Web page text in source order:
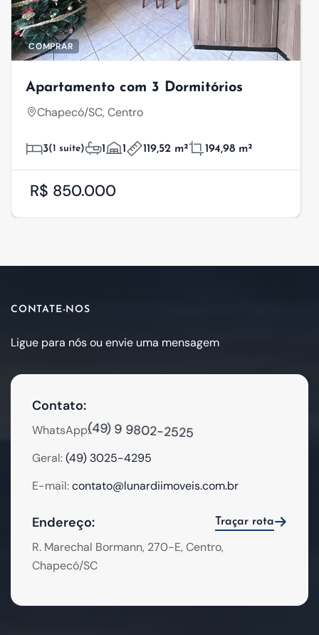
COMPRAR
Apartamento com 3 Dormitórios
Chapecó/SC, Centro
3(1 suíte) 1 1 119,52 m² 194,98 m²
R$ 850.000
CONTATE-NOS
Ligue para nós ou envie uma mensagem
Contato:
WhatsApp:(49) 9 9802-2525
Geral:(49) 3025-4295
E-mail:contato@lunardiimoveis.com.br
Endereço: Traçar rota
R. Marechal Bormann, 270-E, Centro,
Chapecó/SC